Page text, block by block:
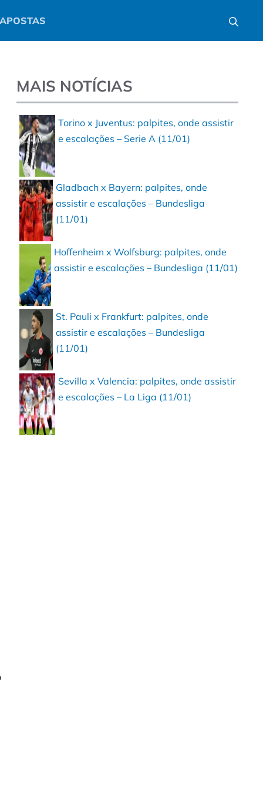
MAIS NOTÍCIAS
Torino x Juventus: palpites, onde assistir
e escalações – Serie A (11/01)
Gladbach x Bayern: palpites, onde
assistir e escalações – Bundesliga
(11/01)
Hoffenheim x Wolfsburg: palpites, onde
assistir e escalações – Bundesliga (11/01)
St. Pauli x Frankfurt: palpites, onde
assistir e escalações – Bundesliga
(11/01)
Sevilla x Valencia: palpites, onde assistir
e escalações – La Liga (11/01)